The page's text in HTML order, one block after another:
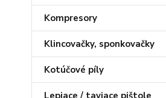
Kompresory
Klincovačky, sponkovačky
Kotúčové píly
Lepiace / taviace pištole